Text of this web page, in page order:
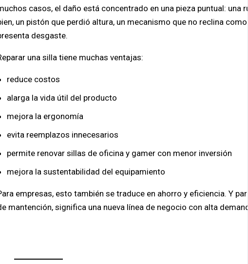
casos, el daño está concentrado en una pieza puntual: una
un pistón que perdió altura, un mecanismo que no reclina
desgaste.
una silla tiene muchas ventajas:
reduce costos
alarga la vida útil del producto
mejora la ergonomía
evita reemplazos innecesarios
permite renovar sillas de oficina y gamer con menor inversión
mejora la sustentabilidad del equipamiento
empresas, esto también se traduce en ahorro y eficiencia. Y
mantención, significa una nueva línea de negocio con alta